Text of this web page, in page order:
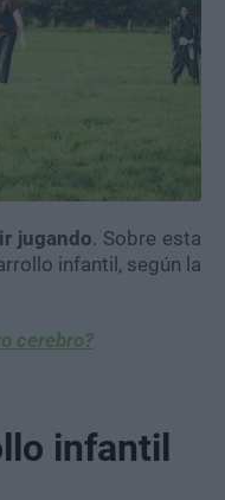
jugando. Sobre esta
infantil, según la
cerebro?
infantil